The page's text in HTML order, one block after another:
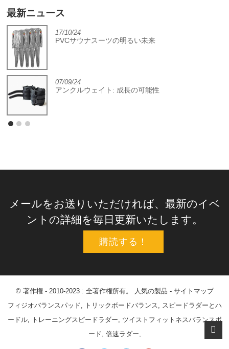
最新ニュース
17/10/24
PVCサウナスーツの明るい未来
07/09/24
アンクルウェイト: 成長の可能性
メールをお送りいただければ、最新のイベ
ントの詳細を毎日更新いたします。
購読する！
© 著作権 - 2010-2023 : 全著作権所有。 人気の製品 - サイトマップ
フィジオバランスパッド, トリックボードバランス, スピードラダーとハ
ードル, トレーニングスピードラダー, ツイストフィットネスバランスボ
ード, 倍速ラダー,